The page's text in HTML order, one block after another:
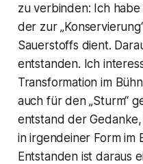
zu verbinden: Ich habe
der zur
Sauerstoffs dient.
entstanden. Ich
Transformation im
auch für den „Sturm“
entstand der
in irgendeiner Form im
Entstanden ist daraus